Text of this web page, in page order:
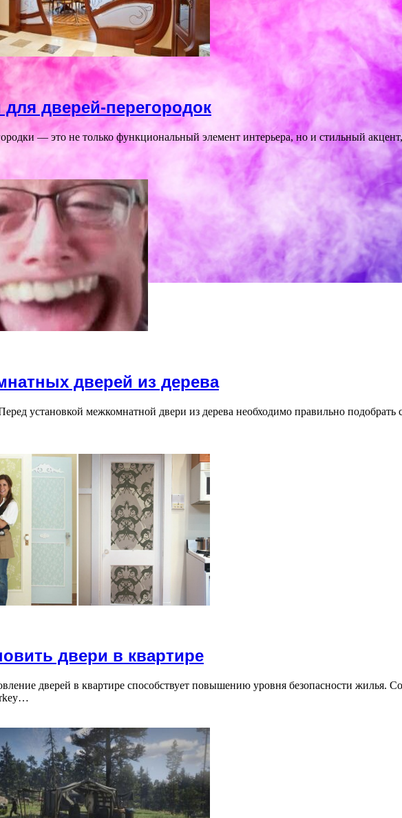
дверей-перегородок
— это не только функциональный элемент интерьера, но и стильный
дверей из дерева
установкой межкомнатной двери из дерева необходимо правильно
двери в квартире
дверей в квартире способствует повышению уровня безопасности